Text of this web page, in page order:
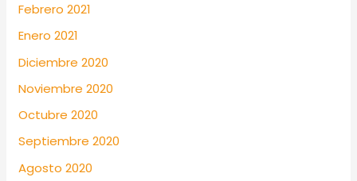
Febrero 2021
Enero 2021
Diciembre 2020
Noviembre 2020
Octubre 2020
Septiembre 2020
Agosto 2020